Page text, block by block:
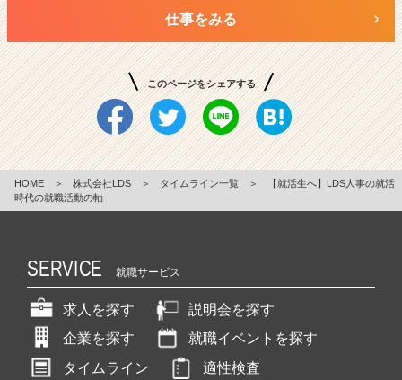
仕事をみる
このページをシェアする
HOME ＞ 株式会社LDS ＞ タイムライン一覧 ＞
【就活生へ】LDS人事の就活
時代の就職活動の軸
SERVICE 就職サービス
求人を探す
説明会を探す
企業を探す
就職イベントを探す
タイムライン
適性検査